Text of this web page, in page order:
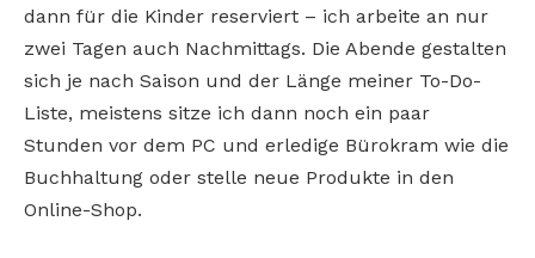
dann für die Kinder reserviert – ich arbeite an nur
zwei Tagen auch Nachmittags. Die Abende gestalten
sich je nach Saison und der Länge meiner To-Do-
Liste, meistens sitze ich dann noch ein paar
Stunden vor dem PC und erledige Bürokram wie die
Buchhaltung oder stelle neue Produkte in den
Online-Shop.